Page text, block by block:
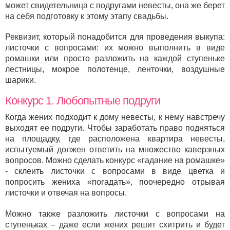
может свидетельница с подругами невесты, она же берет
на себя подготовку к этому этапу свадьбы.
Реквизит, который понадобится для проведения выкупа:
листочки с вопросами: их можно выполнить в виде
ромашки или просто разложить на каждой ступеньке
лестницы, мокрое полотенце, ленточки, воздушные
шарики.
Конкурс 1. Любопытные подруги
Когда жених подходит к дому невесты, к нему навстречу
выходят ее подруги. Чтобы заработать право подняться
на площадку, где расположена квартира невесты,
испытуемый должен ответить на множество каверзных
вопросов. Можно сделать конкурс «гадание на ромашке»
- склеить листочки с вопросами в виде цветка и
попросить жениха «погадать», поочередно отрывая
листочки и отвечая на вопросы.
Можно также разложить листочки с вопросами на
ступеньках – даже если жених решит схитрить и будет